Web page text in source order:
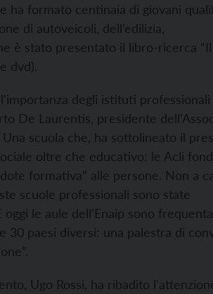
ha formato centinaia di giovani
di autoveicoli, dell’edilizia,
è stato presentato il libro-ricerca “Il
dvd).
degli istituti professionali
De Laurentis, presidente
scuola che, ha sottolineato il
oltre che educativo: le Acli
formativa” alle persone. Non a
scuole professionali sono state
le aule dell’Enaip sono
paesi diversi: una palestra di
Ugo Rossi, ha ribadito